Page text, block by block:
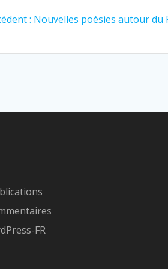
: Article
Nouvelles poésies autour du
FR